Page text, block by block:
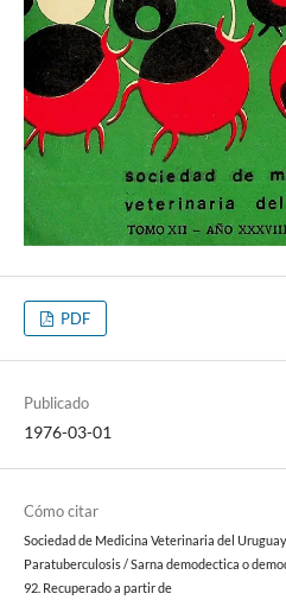
PDF
Publicado
1976-03-01
Cómo citar
Sociedad de Medicina Veterinaria del
Paratuberculosis / Sarna demodectica o
92. Recuperado a partir de